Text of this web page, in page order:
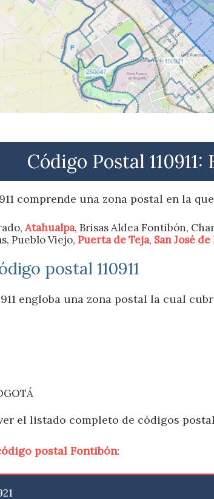
Código Postal
comprende una zona postal en la
Atahualpa, Brisas Aldea Fontibón,
Pueblo Viejo, Puerta de Teja, San José
postal 110911
engloba una zona postal la cual
el listado completo de códigos
postal Fontibón: